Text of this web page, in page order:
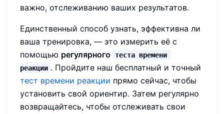
важно, отслеживанию ваших результатов.
Единственный способ узнать, эффективна ли
ваша тренировка, — это измерить её с
помощью регулярного
теста времени
реакции . Пройдите наш бесплатный и точный
тест времени реакции прямо сейчас, чтобы
установить свой ориентир. Затем регулярно
возвращайтесь, чтобы отслеживать свои